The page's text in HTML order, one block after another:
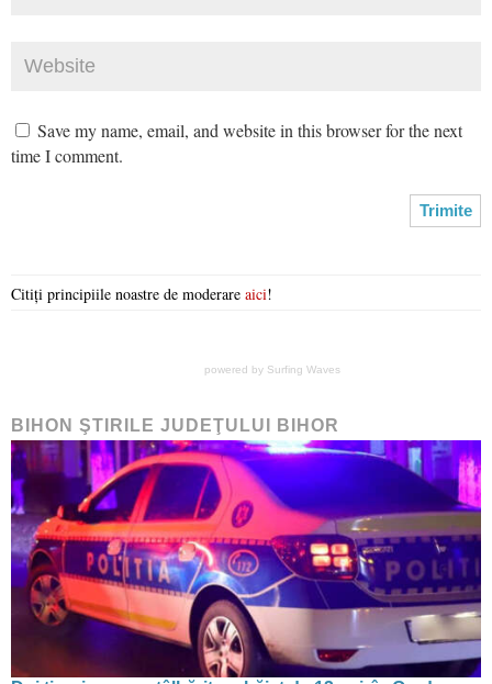
Save my name, email, and website in this browser for the next
time I comment.
Citiți principiile noastre de moderare aici!
powered by Surfing Waves
BIHON ŞTIRILE JUDEŢULUI BIHOR